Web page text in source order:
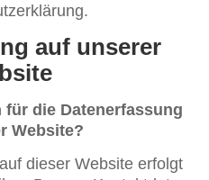
auf unserer
die Datenerfassung
Website?
dieser Website erfolgt